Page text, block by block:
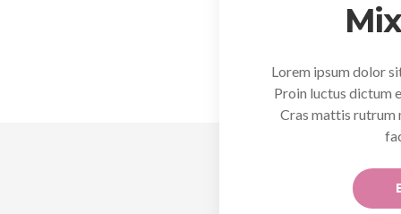
Lorem ipsum dolor
Proin luctus dictum
Cras mattis rutrum